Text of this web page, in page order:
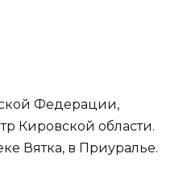
Федерации,
Кировской области.
Вятка, в Приуралье.